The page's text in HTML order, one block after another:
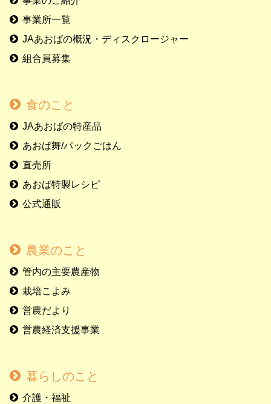
事業所一覧
JAあおばの概況・ディスクロージャー
組合員募集
食のこと
JAあおばの特産品
あおば舞/パックごはん
直売所
あおば特製レシピ
公式通販
農業のこと
管内の主要農産物
栽培こよみ
営農だより
営農経済支援事業
暮らしのこと
介護・福祉